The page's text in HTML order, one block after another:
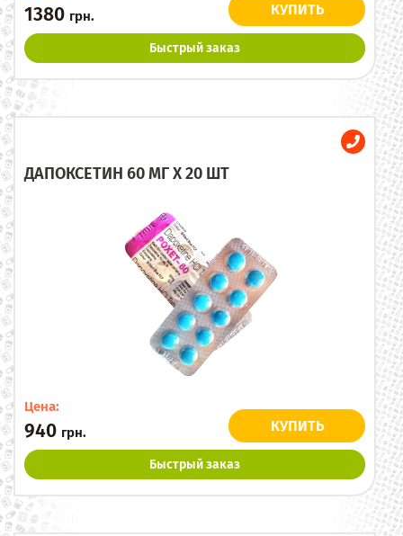
1380 грн. КУПИТЬ
Быстрый заказ
ДАПОКСЕТИН 60 МГ X 20 ШТ
Цена:
940 грн. КУПИТЬ
Быстрый заказ